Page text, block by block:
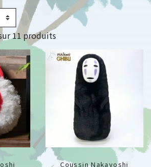
11 produits
Coussin Nakayoshi